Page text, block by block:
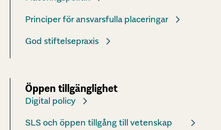
Principer för ansvarsfulla placeringar
God stiftelsepraxis
Öppen tillgänglighet
Digital policy
SLS och öppen tillgång till vetenskap